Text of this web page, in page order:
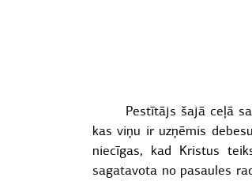
Pestītājs šajā ceļā
kas viņu ir uzņēmis
niecīgas, kad Kristus
sagatavota no pasaules